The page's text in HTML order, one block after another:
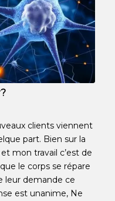
clients viennent
part. Bien sur la
mon travail c’est de
le corps se répare
leur demande ce
est unanime, Ne